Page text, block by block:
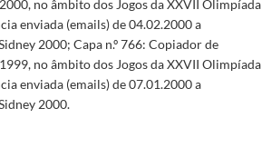
no âmbito dos Jogos da XXVII Olimpíada
enviada (emails) de 04.02.2000 a
2000; Capa n.º 766: Copiador de
no âmbito dos Jogos da XXVII Olimpíada
enviada (emails) de 07.01.2000 a
2000.